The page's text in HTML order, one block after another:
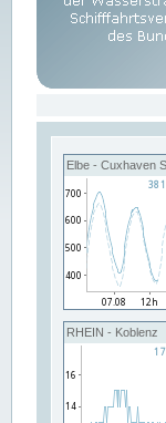
Elbe - Cuxhaven
RHEIN - Koblenz